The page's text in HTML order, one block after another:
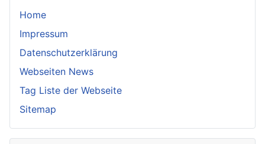
Home
Impressum
Datenschutzerklärung
Webseiten News
Tag Liste der Webseite
Sitemap